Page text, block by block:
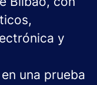
y
una prueba